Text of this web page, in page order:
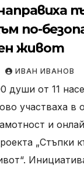
по-
живот
ИВАН ИВАНОВ
души от 11
участваха в
и
„Стъпки